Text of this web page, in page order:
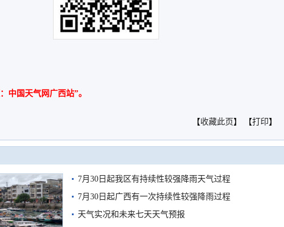
中国天气网广西站”。
【收藏此页 】 【打印】
7月30日起我区有持续性较强降雨天气过程
7月30日起广西有一次持续性较强降雨过程
天气实况和未来七天天气预报